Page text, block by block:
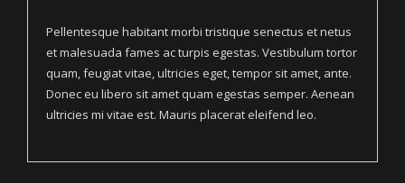
Pellentesque habitant morbi tristique senectus et netus
et malesuada fames ac turpis egestas. Vestibulum tortor
quam, feugiat vitae, ultricies eget, tempor sit amet, ante.
Donec eu libero sit amet quam egestas semper. Aenean
ultricies mi vitae est. Mauris placerat eleifend leo.